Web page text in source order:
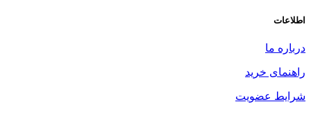
اطلاعات
درباره ما
راهنمای خرید
شرایط عضویت